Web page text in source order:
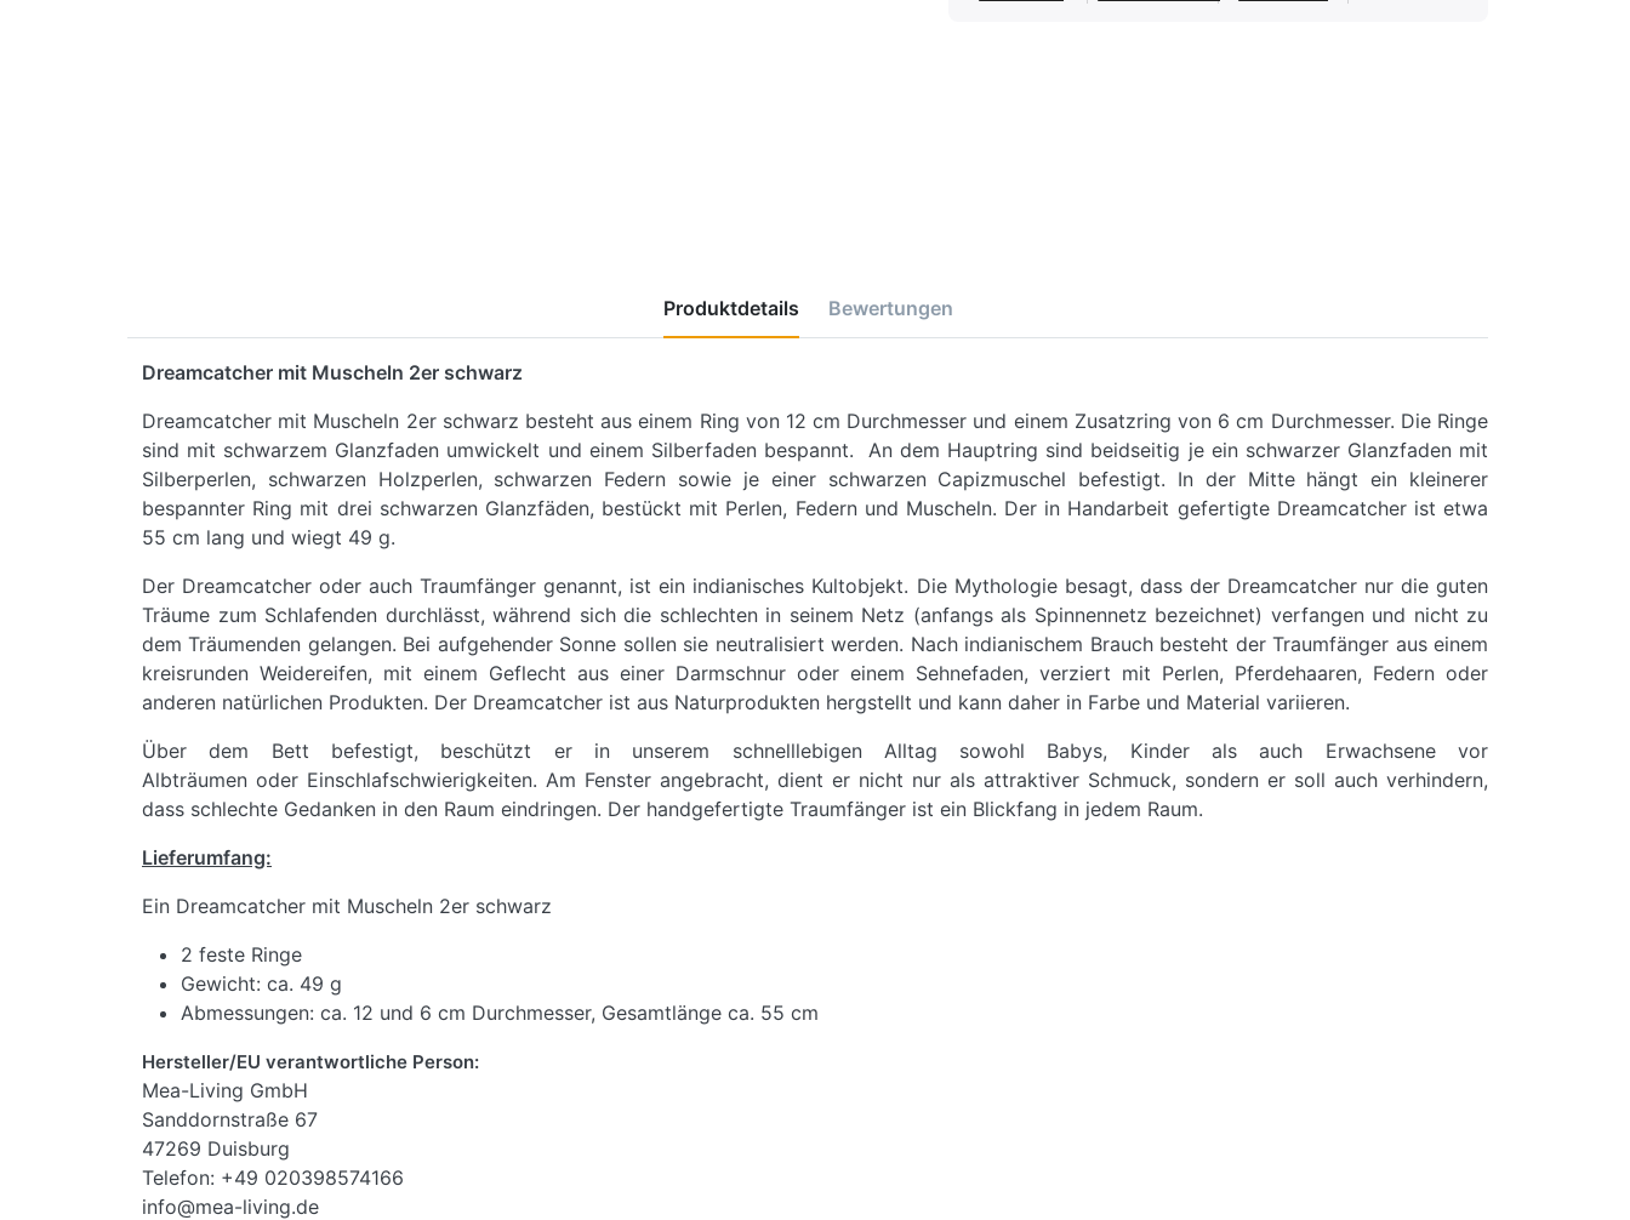
Produktdetails Bewertungen
Dreamcatcher mit Muscheln 2er schwarz
Dreamcatcher mit Muscheln 2er schwarz besteht aus einem Ring von 12 cm Durchmesser und einem Zusatzring von 6 cm Durchmesser. Die Ringe
sind mit schwarzem Glanzfaden umwickelt und einem Silberfaden bespannt. An dem Hauptring sind beidseitig je ein schwarzer Glanzfaden mit
Silberperlen, schwarzen Holzperlen, schwarzen Federn sowie je einer schwarzen Capizmuschel befestigt. In der Mitte hängt ein kleinerer
bespannter Ring mit drei schwarzen Glanzfäden, bestückt mit Perlen, Federn und Muscheln. Der in Handarbeit gefertigte Dreamcatcher ist etwa
55 cm lang und wiegt 49 g.
Der Dreamcatcher oder auch Traumfänger genannt, ist ein indianisches Kultobjekt. Die Mythologie besagt, dass der Dreamcatcher nur die guten
Träume zum Schlafenden durchlässt, während sich die schlechten in seinem Netz (anfangs als Spinnennetz bezeichnet) verfangen und nicht zu
dem Träumenden gelangen. Bei aufgehender Sonne sollen sie neutralisiert werden. Nach indianischem Brauch besteht der Traumfänger aus einem
kreisrunden Weidereifen, mit einem Geflecht aus einer Darmschnur oder einem Sehnefaden, verziert mit Perlen, Pferdehaaren, Federn oder
anderen natürlichen Produkten. Der Dreamcatcher ist aus Naturprodukten hergstellt und kann daher in Farbe und Material variieren.
Über dem Bett befestigt, beschützt er in unserem schnelllebigen Alltag sowohl Babys, Kinder als auch Erwachsene vor
Albträumen oder Einschlafschwierigkeiten. Am Fenster angebracht, dient er nicht nur als attraktiver Schmuck, sondern er soll auch verhindern,
dass schlechte Gedanken in den Raum eindringen. Der handgefertigte Traumfänger ist ein Blickfang in jedem Raum.
Lieferumfang:
Ein Dreamcatcher mit Muscheln 2er schwarz
2 feste Ringe
Gewicht: ca. 49 g
Abmessungen: ca. 12 und 6 cm Durchmesser, Gesamtlänge ca. 55 cm
Hersteller/EU verantwortliche Person:
Mea-Living GmbH
Sanddornstraße 67
47269 Duisburg
Telefon: +49 020398574166
info@mea-living.de